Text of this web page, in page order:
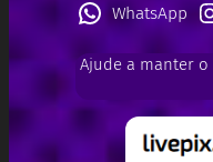
WhatsApp
Ajude a manter o